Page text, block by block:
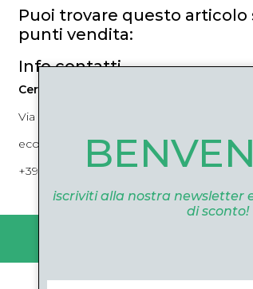
Puoi trovare questo articolo
punti vendita:
Info contatti
Cerutti Boutique
Via Roma, 52 Cuneo 12100 Cuneo
ecommerce@ceruttigroup.com
+39 0171694239
iscriviti alla nostra newsletter
di sconto!